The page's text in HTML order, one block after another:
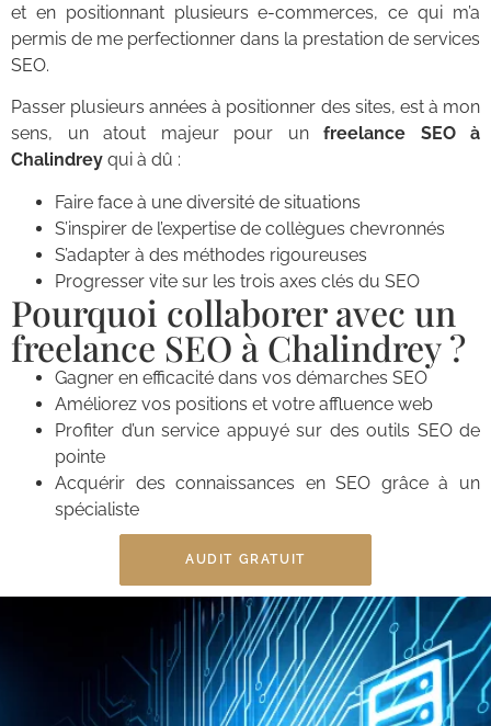
et en positionnant plusieurs e-commerces, ce qui m’a
permis de me perfectionner dans la prestation de services
SEO.
Passer plusieurs années à positionner des sites, est à mon
sens, un atout majeur pour un freelance SEO à
Chalindrey qui à dû :
Faire face à une diversité de situations
S’inspirer de l’expertise de collègues chevronnés
S’adapter à des méthodes rigoureuses
Progresser vite sur les trois axes clés du SEO
Pourquoi collaborer avec un
freelance SEO à Chalindrey ?
Gagner en efficacité dans vos démarches SEO
Améliorez vos positions et votre affluence web
Profiter d’un service appuyé sur des outils SEO de
pointe
Acquérir des connaissances en SEO grâce à un
spécialiste
AUDIT GRATUIT